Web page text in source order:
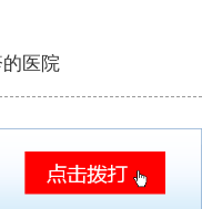
医院